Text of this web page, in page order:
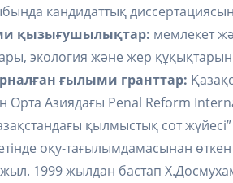
кандидаттық
қызығушылықтар: мемлекет
экология және жер
ғылыми гранттар:
Орта Азиядағы Penal Reform
қылмыстық сот
оқу-тағылымдамасынан өткен
жыл. 1999 жылдан бастап